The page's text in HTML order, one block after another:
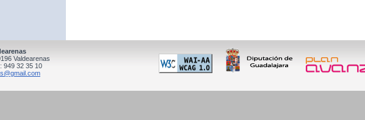
Valdearenas
949 32 35 10